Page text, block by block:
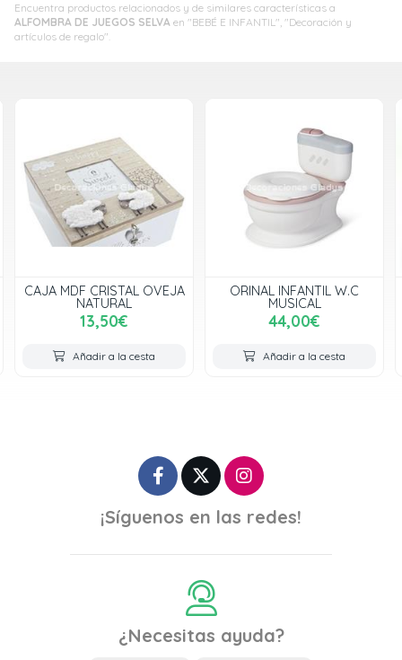
Encuentra productos relacionados y de similares características a
ALFOMBRA DE JUEGOS SELVA en "BEBÉ E INFANTIL", "Decoración y
artículos de regalo".
ORINAL INFANTIL W.C
MUSICAL
44,00€
Añadir a la cesta
SET REGALO 5 PCS
ELEFANTITO MENTA
16,00€
Añadir a la cesta
¡Síguenos en las redes!
¿Necesitas ayuda?